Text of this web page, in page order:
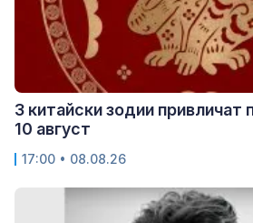
3 китайски зодии привличат
10 август
17:00 • 08.08.26